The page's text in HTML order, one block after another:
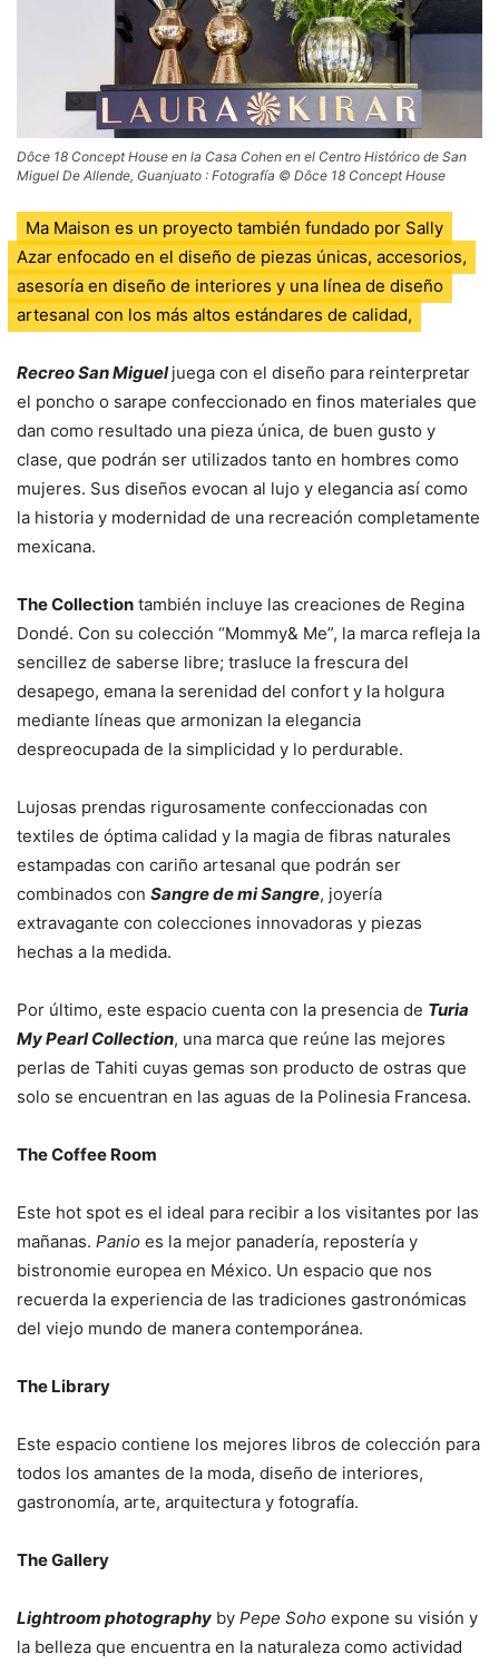
Dôce 18 Concept House en la Casa Cohen en el Centro Histórico de San
Miguel De Allende, Guanjuato : Fotografía © Dôce 18 Concept House
Ma Maison es un proyecto también fundado por Sally
Azar enfocado en el diseño de piezas únicas, accesorios,
asesoría en diseño de interiores y una línea de diseño
artesanal con los más altos estándares de calidad,
Recreo San Miguel juega con el diseño para reinterpretar
el poncho o sarape confeccionado en finos materiales que
dan como resultado una pieza única, de buen gusto y
clase, que podrán ser utilizados tanto en hombres como
mujeres. Sus diseños evocan al lujo y elegancia así como
la historia y modernidad de una recreación completamente
mexicana.
The Collection también incluye las creaciones de Regina
Dondé. Con su colección “Mommy& Me”, la marca refleja la
sencillez de saberse libre; trasluce la frescura del
desapego, emana la serenidad del confort y la holgura
mediante líneas que armonizan la elegancia
despreocupada de la simplicidad y lo perdurable.
Lujosas prendas rigurosamente confeccionadas con
textiles de óptima calidad y la magia de fibras naturales
estampadas con cariño artesanal que podrán ser
combinados con Sangre de mi Sangre, joyería
extravagante con colecciones innovadoras y piezas
hechas a la medida.
Por último, este espacio cuenta con la presencia de Turia
My Pearl Collection, una marca que reúne las mejores
perlas de Tahiti cuyas gemas son producto de ostras que
solo se encuentran en las aguas de la Polinesia Francesa.
The Coffee Room
Este hot spot es el ideal para recibir a los visitantes por las
mañanas. Panio es la mejor panadería, repostería y
bistronomie europea en México. Un espacio que nos
recuerda la experiencia de las tradiciones gastronómicas
del viejo mundo de manera contemporánea.
The Library
Este espacio contiene los mejores libros de colección para
todos los amantes de la moda, diseño de interiores,
gastronomía, arte, arquitectura y fotografía.
The Gallery
Lightroom photography by Pepe Soho expone su visión y
la belleza que encuentra en la naturaleza como actividad